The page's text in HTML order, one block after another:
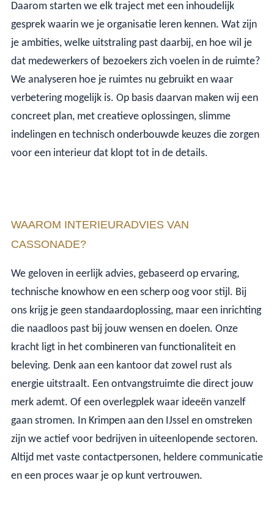
Daarom starten we elk traject met een inhoudelijk
gesprek waarin we je organisatie leren kennen. Wat zijn
je ambities, welke uitstraling past daarbij, en hoe wil je
dat medewerkers of bezoekers zich voelen in de ruimte?
We analyseren hoe je ruimtes nu gebruikt en waar
verbetering mogelijk is. Op basis daarvan maken wij een
concreet plan, met creatieve oplossingen, slimme
indelingen en technisch onderbouwde keuzes die zorgen
voor een interieur dat klopt tot in de details.
WAAROM INTERIEURADVIES VAN
CASSONADE?
We geloven in eerlijk advies, gebaseerd op ervaring,
technische knowhow en een scherp oog voor stijl. Bij
ons krijg je geen standaardoplossing, maar een inrichting
die naadloos past bij jouw wensen en doelen. Onze
kracht ligt in het combineren van functionaliteit en
beleving. Denk aan een kantoor dat zowel rust als
energie uitstraalt. Een ontvangstruimte die direct jouw
merk ademt. Of een overlegplek waar ideeën vanzelf
gaan stromen. In Krimpen aan den IJssel en omstreken
zijn we actief voor bedrijven in uiteenlopende sectoren.
Altijd met vaste contactpersonen, heldere communicatie
en een proces waar je op kunt vertrouwen.